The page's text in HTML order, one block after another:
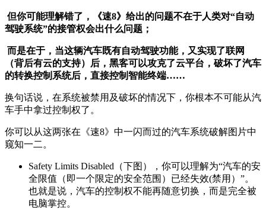
但你可能理解错了，《速8》给出的问题不在于人类对“自动
驾驶系统”的接管权会出什么问题；
而是在于，当这辆汽车既有自动驾驶功能，又实现了联网
（背后有云的支持）后，黑客可以攻克了云平台，破坏了汽车
的转换控制系统后，直接控制智能终端……
换句话说，在系统被禁用及破坏的情况下，你根本不可能从汽
车手中拿过控制权了。
你可以从这两张在《速8》中一闪而过的汽车系统破解图片中
窥知一二。
Safety Limits Disabled（下图），你可以理解为“汽车的安
全限值（即一个限定的安全范围）已经失效(禁用）”。
也就是说，汽车的控制权不能再随意切换，而是完全被
电脑掌控。